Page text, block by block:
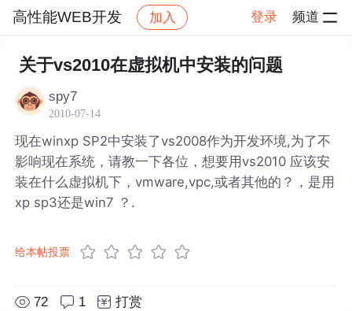
高性能WEB开发 加入 登录 频道
社区 高性能WEB开发 帖子详情
关于vs2010在虚拟机中安装的问题
spy7
2010-07-14
现在winxp SP2中安装了vs2008作为开发环境,为了不
影响现在系统，请教一下各位，想要用vs2010 应该安
装在什么虚拟机下，vmware,vpc,或者其他的？，是用
xp sp3还是win7 ？.
给本帖投票
72 1 打赏